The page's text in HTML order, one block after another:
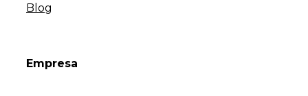
Blog
Empresa